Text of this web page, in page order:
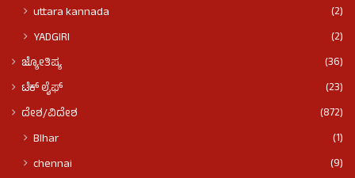
uttara kannada
(2)
YADGIRI
(2)
ಜ್ಯೋತಿಷ್ಯ
(36)
ಟೆಕ್ ಲೈಫ್
(23)
ದೇಶ/ವಿದೇಶ
(872)
BIhar
(1)
chennai
(9)